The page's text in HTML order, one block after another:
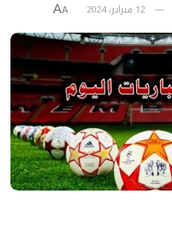
12 فبراير، 2024 A
A